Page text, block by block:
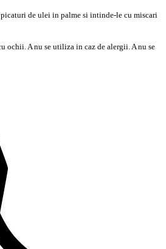
picaturi de ulei in palme si intinde-le cu miscari
ochii. A nu se utiliza in caz de alergii. A nu se